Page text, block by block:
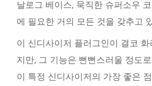
날로그 베이스, 묵직한 슈퍼소우
에 필요한 거의 모든 것을 갖추고
이 신디사이저 플러그인이 결코
지만, 그 기능은 뻔뻔스러울 정도
이 특정 신디사이저의 가장 좋은